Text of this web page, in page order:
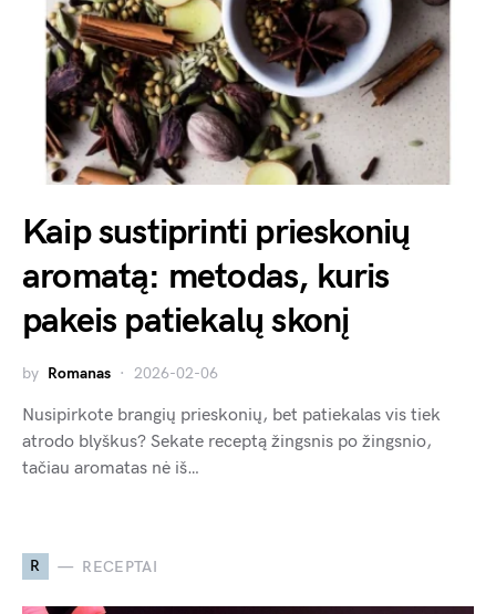
Kaip sustiprinti prieskonių
aromatą: metodas, kuris
pakeis patiekalų skonį
by Romanas 2026-02-06
Nusipirkote brangių prieskonių, bet patiekalas vis tiek
atrodo blyškus? Sekate receptą žingsnis po žingsnio,
tačiau aromatas nė iš…
R RECEPTAI